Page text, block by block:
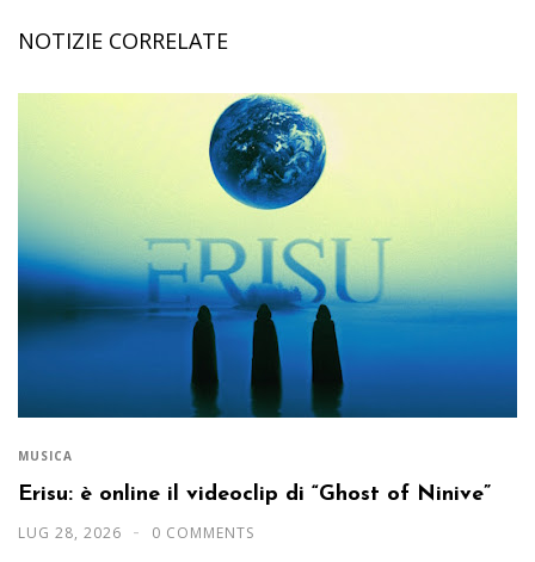
NOTIZIE CORRELATE
MUSICA
Erisu: è online il videoclip di “Ghost of Ninive”
LUG 28, 2026 0 COMMENTS